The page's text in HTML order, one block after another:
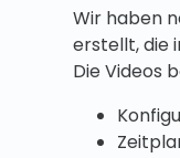
Wir haben
erstellt, die
Die Videos